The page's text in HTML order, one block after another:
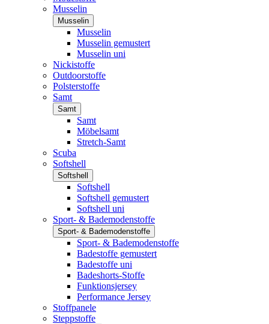
Musselin
Musselin
Musselin
Musselin gemustert
Musselin uni
Nickistoffe
Outdoorstoffe
Polsterstoffe
Samt
Samt
Samt
Möbelsamt
Stretch-Samt
Scuba
Softshell
Softshell
Softshell
Softshell gemustert
Softshell uni
Sport- & Bademodenstoffe
Sport- & Bademodenstoffe
Sport- & Bademodenstoffe
Badestoffe gemustert
Badestoffe uni
Badeshorts-Stoffe
Funktionsjersey
Performance Jersey
Stoffpanele
Steppstoffe